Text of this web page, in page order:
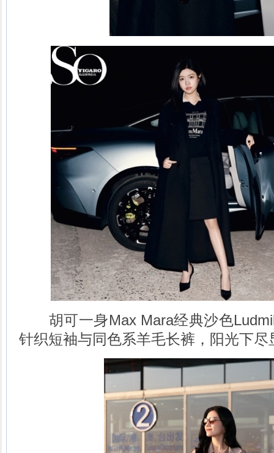
胡可一身Max Mara经典沙色
针织短袖与同色系羊毛长裤，阳光下尽